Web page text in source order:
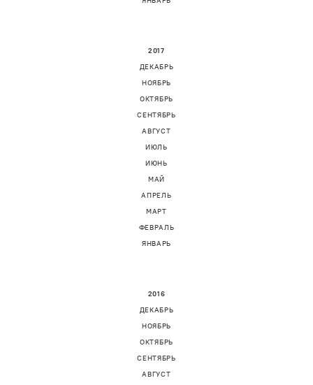
2017
ДЕКАБРЬ
НОЯБРЬ
ОКТЯБРЬ
СЕНТЯБРЬ
АВГУСТ
ИЮЛЬ
ИЮНЬ
МАЙ
АПРЕЛЬ
МАРТ
ФЕВРАЛЬ
ЯНВАРЬ
2016
ДЕКАБРЬ
НОЯБРЬ
ОКТЯБРЬ
СЕНТЯБРЬ
АВГУСТ